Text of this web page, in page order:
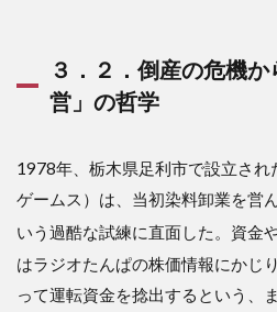
３．２．倒産の危機
営」の哲学
1978年、栃木県足利市で設立され
ゲームス）は、当初染料卸業を営
いう過酷な試練に直面した 。資金
はラジオたんぱの株価情報にかじ
って運転資金を捻出するという、